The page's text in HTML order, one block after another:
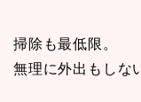
掃除も最低限。
無理に外出もしな